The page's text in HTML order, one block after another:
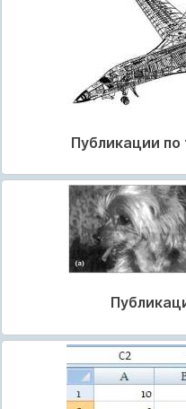
Публикации по